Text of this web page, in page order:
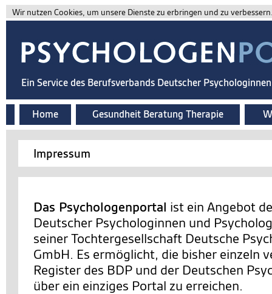
Wir nutzen Cookies, um unsere Dienste zu erbringen und zu
Ein Service des Berufsverbands Deutscher
Home Gesundheit Beratung Therapie
Impressum
Das Psychologenportal ist ein Angebot
Deutscher Psychologinnen und
seiner Tochtergesellschaft Deutsche
GmbH. Es ermöglicht, die bisher einzeln
Register des BDP und der Deutschen
über ein einziges Portal zu erreichen.